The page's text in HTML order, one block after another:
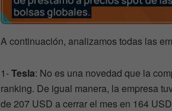
A continuación, analizamos todas las
1-Tesla: No es una novedad que la
ranking. De igual manera, la empresa
de 207 USD a cerrar el mes en 164